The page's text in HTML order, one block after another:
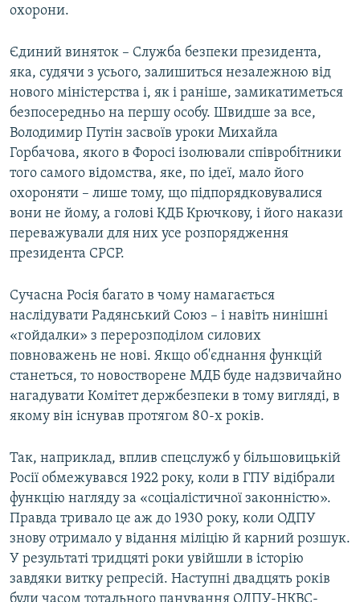
охорони.
Єдиний виняток – Служба безпеки президента,
яка, судячи з усього, залишиться незалежною від
нового міністерства і, як і раніше, замикатиметься
безпосередньо на першу особу. Швидше за все,
Володимир Путін засвоїв уроки Михайла
Горбачова, якого в Форосі ізолювали співробітники
того самого відомства, яке, по ідеї, мало його
охороняти – лише тому, що підпорядковувалися
вони не йому, а голові КДБ Крючкову, і його накази
переважували для них усе розпорядження
президента СРСР.
Сучасна Росія багато в чому намагається
наслідувати Радянський Союз – і навіть нинішні
«гойдалки» з перерозподілом силових
повноважень не нові. Якщо об'єднання функцій
станеться, то новостворене МДБ буде надзвичайно
нагадувати Комітет держбезпеки в тому вигляді, в
якому він існував протягом 80-х років.
Так, наприклад, вплив спецслужб у більшовицькій
Росії обмежувався 1922 року, коли в ГПУ відібрали
функцію нагляду за «соціалістичної законністю».
Правда тривало це аж до 1930 року, коли ОДПУ
знову отримало у відання міліцію й карний розшук.
У результаті тридцяті роки увійшли в історію
завдяки витку репресій. Наступні двадцять років